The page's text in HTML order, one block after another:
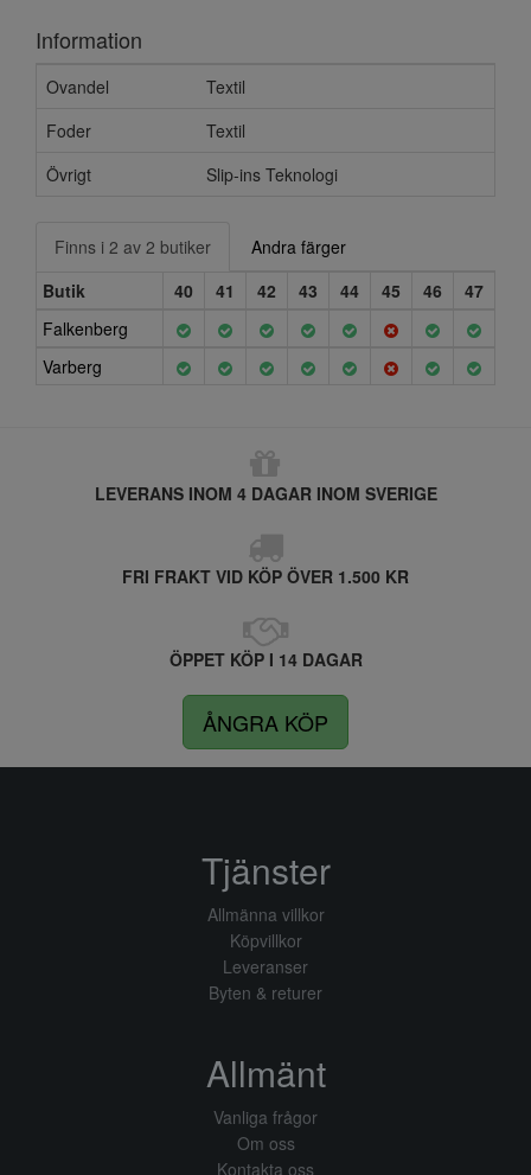
Information
Ovandel
Textil
Foder
Textil
Övrigt
Slip-ins Teknologi
Finns i 2 av 2 butiker
Andra färger
Butik
40 41 42 43 44 45 46
47
Falkenberg
Varberg
LEVERANS INOM 4 DAGAR INOM SVERIGE
FRI FRAKT VID KÖP ÖVER 1.500 KR
ÖPPET KÖP I 14 DAGAR
ÅNGRA KÖP
Tjänster
Allmänna villkor
Köpvillkor
Leveranser
Byten & returer
Allmänt
Vanliga frågor
Om oss
Kontakta oss